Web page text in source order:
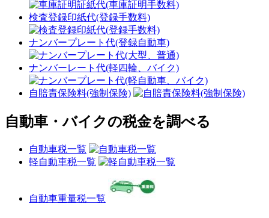
検査登録印紙代(登録手数料)
ナンバープレート代(登録自動車)
ナンバーレート代(軽四輪、バイク)
自賠責保険料(強制保険)
自動車・バイクの税金を調べる
自動車税一覧
軽自動車税一覧
自動車重量税一覧